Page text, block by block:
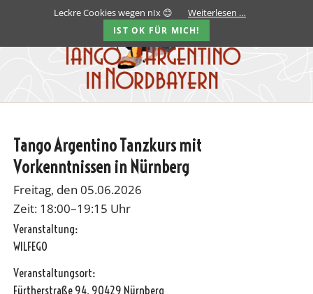
Tango Argentino Tanzkurs mit
Vorkenntnissen in Nürnberg
Freitag, den 05.06.2026
Zeit: 18:00–19:15 Uhr
Veranstaltung:
WILFEGO
Veranstaltungsort:
Fürtherstraße 94, 90429 Nürnberg
Leckre Cookies wegen nIx 😊 Weiterlesen …
IST OK FÜR MICH!